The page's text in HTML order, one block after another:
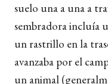
suelo una a una a
sembradora incluía
un rastrillo en la
avanzaba por el
un animal